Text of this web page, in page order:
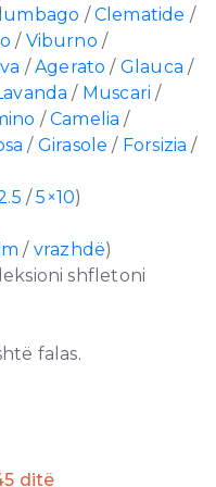
/Clematide /
/ Viburno /
/Agerato / Glauca /
/ Muscari /
/Camelia /
/ Girasole / Forsizia /
/5×10)
/ vrazhdë)
shfletoni
falas.
ditë